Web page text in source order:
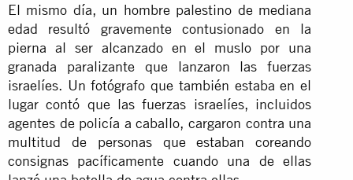
El mismo día, un hombre palestino de mediana
edad resultó gravemente contusionado en la
pierna al ser alcanzado en el muslo por una
granada paralizante que lanzaron las fuerzas
israelíes. Un fotógrafo que también estaba en el
lugar contó que las fuerzas israelíes, incluidos
agentes de policía a caballo, cargaron contra una
multitud de personas que estaban coreando
consignas pacíficamente cuando una de ellas